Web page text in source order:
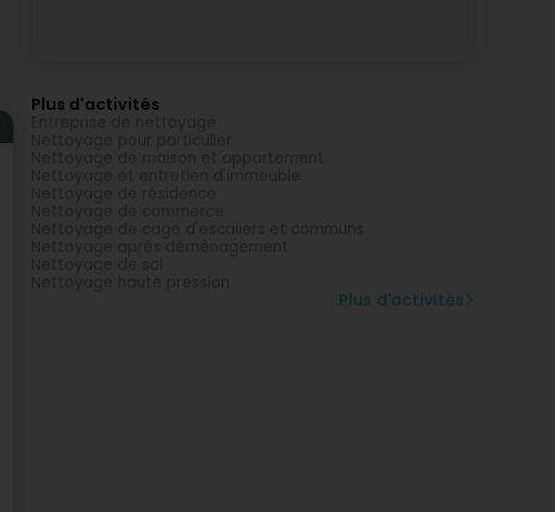
Plus d'activités
Plus d'activités